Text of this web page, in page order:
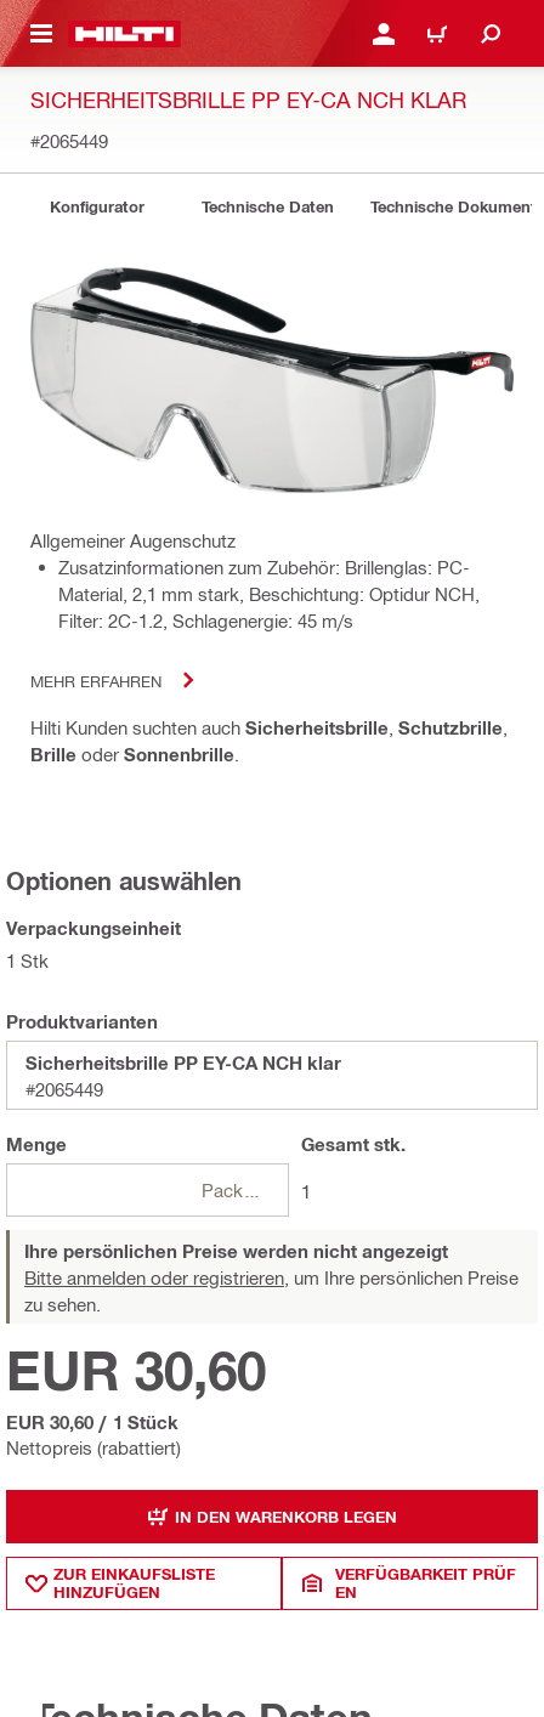
ANMELDEN ODER
WARENKORB
SICHERHEITSBRILLE PP EY-CA NCH KLAR
#2065449
Konfigurator Technische Daten Technische Dokumente
Allgemeiner Augenschutz
Zusatzinformationen zum Zubehör: Brillenglas: PC-
Material, 2,1 mm stark, Beschichtung: Optidur NCH,
Filter: 2C-1.2, Schlagenergie: 45 m/s
MEHR ERFAHREN
Hilti Kunden suchten auch Sicherheitsbrille Schutzbrille
Brille oder Sonnenbrille
Optionen auswählen
Verpackungseinheit
1 Stk
Produktvarianten
Sicherheitsbrille PP EY-CA NCH klar
#2065449
Menge
Packungen
Gesamtstk.
1
Ihre persönlichen Preise werden nicht angezeigt
Bitte anmelden oder registrieren, um Ihre persönlichen Preise
zu sehen.
Nettopreis (rabattiert)
EUR 30,60
EUR 30,60 / 1 Stück
IN DEN WARENKORB LEGEN
ZUR EINKAUFSLISTE
HINZUFÜGEN
VERFÜGBARKEIT PRÜF
EN